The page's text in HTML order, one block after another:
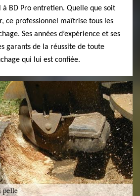
à BD Pro entretien. Quelle que soit
ce professionnel maîtrise tous les
Ses années d’expérience et ses
garants de la réussite de toute
qui lui est confiée.